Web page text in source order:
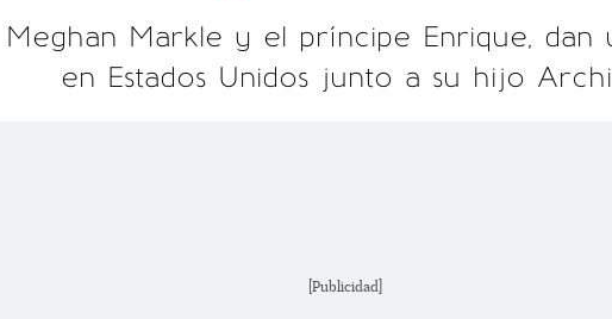
Meghan Markle y el príncipe Enrique, dan
en Estados Unidos junto a su hijo
[Publicidad]